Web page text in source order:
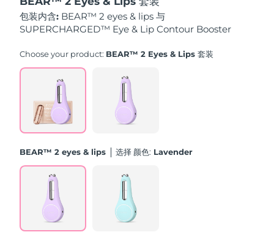
包装内含: BEAR™ 2 eyes & lips 与
SUPERCHARGED™ Eye & Lip Contour Booster
Choose your product: BEAR™ 2 Eyes & Lips 套装
BEAR™ 2 eyes & lips 选择 颜色: Lavender
斯洛伐克
南非
韩国
西班牙
瑞典 预计送达日期